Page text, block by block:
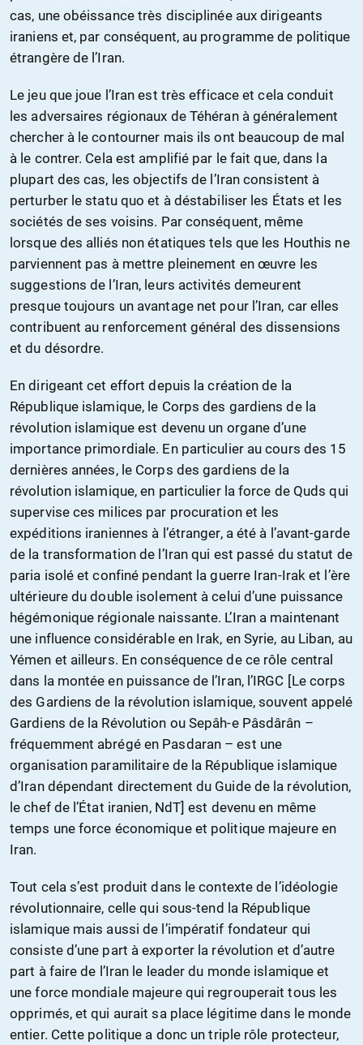
cas, une obéissance très disciplinée aux dirigeants
iraniens et, par conséquent, au programme de politique
étrangère de l’Iran.
Le jeu que joue l’Iran est très efficace et cela conduit
les adversaires régionaux de Téhéran à généralement
chercher à le contourner mais ils ont beaucoup de mal
à le contrer. Cela est amplifié par le fait que, dans la
plupart des cas, les objectifs de l’Iran consistent à
perturber le statu quo et à déstabiliser les États et les
sociétés de ses voisins. Par conséquent, même
lorsque des alliés non étatiques tels que les Houthis ne
parviennent pas à mettre pleinement en œuvre les
suggestions de l’Iran, leurs activités demeurent
presque toujours un avantage net pour l’Iran, car elles
contribuent au renforcement général des dissensions
et du désordre.
En dirigeant cet effort depuis la création de la
République islamique, le Corps des gardiens de la
révolution islamique est devenu un organe d’une
importance primordiale. En particulier au cours des 15
dernières années, le Corps des gardiens de la
révolution islamique, en particulier la force de Quds qui
supervise ces milices par procuration et les
expéditions iraniennes à l’étranger, a été à l’avant-garde
de la transformation de l’Iran qui est passé du statut de
paria isolé et confiné pendant la guerre Iran-Irak et l’ère
ultérieure du double isolement à celui d’une puissance
hégémonique régionale naissante. L’Iran a maintenant
une influence considérable en Irak, en Syrie, au Liban, au
Yémen et ailleurs. En conséquence de ce rôle central
dans la montée en puissance de l’Iran, l’IRGC [Le corps
des Gardiens de la révolution islamique, souvent appelé
Gardiens de la Révolution ou Sepâh-e Pâsdârân –
fréquemment abrégé en Pasdaran – est une
organisation paramilitaire de la République islamique
d’Iran dépendant directement du Guide de la révolution,
le chef de l’État iranien, NdT] est devenu en même
temps une force économique et politique majeure en
Iran.
Tout cela s’est produit dans le contexte de l’idéologie
révolutionnaire, celle qui sous-tend la République
islamique mais aussi de l’impératif fondateur qui
consiste d’une part à exporter la révolution et d’autre
part à faire de l’Iran le leader du monde islamique et
une force mondiale majeure qui regrouperait tous les
opprimés, et qui aurait sa place légitime dans le monde
entier. Cette politique a donc un triple rôle protecteur,